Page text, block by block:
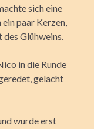
sich eine
paar Kerzen,
Glühweins.
in die Runde
gelacht
wurde erst